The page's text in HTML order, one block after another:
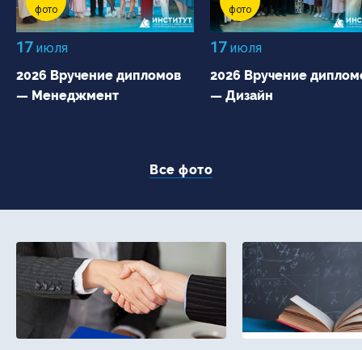
фото
17июля
2026 Вручение дипломов
— Менеджмент
фото
17июля
2026 Вручение
— Дизайн
Все фото